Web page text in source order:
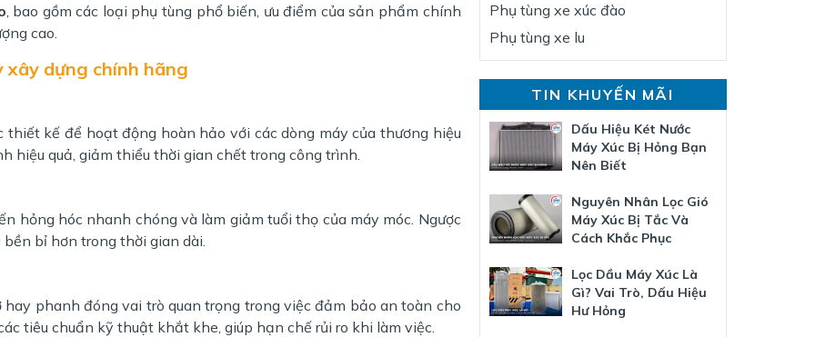
, bao gồm các loại phụ tùng phổ biến, ưu điểm của sản phẩm chính
cao.
dựng chính hãng
kế để hoạt động hoàn hảo với các dòng máy của thương hiệu
hiệu quả, giảm thiểu thời gian chết trong công trình.
hỏng hóc nhanh chóng và làm giảm tuổi thọ của máy móc. Ngược
bỉ hơn trong thời gian dài.
phanh đóng vai trò quan trọng trong việc đảm bảo an toàn cho
tiêu chuẩn kỹ thuật khắt khe, giúp hạn chế rủi ro khi làm việc.
Phụ tùng xe xúc đào
Phụ tùng xe lu
TIN KHUYẾN MÃI
Dấu Hiệu Két Nước
Máy Xúc Bị Hỏng Bạn
Nên Biết
Nguyên Nhân Lọc Gió
Máy Xúc Bị Tắc Và
Cách Khắc Phục
Lọc Dầu Máy Xúc Là
Gì? Vai Trò, Dấu Hiệu
Hư Hỏng